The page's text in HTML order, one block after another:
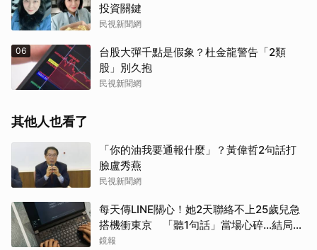
投資關鍵
民視新聞網
06
台股大彈千點是假象？杜金龍警告「2類
股」別久抱
民視新聞網
其他人也看了
「你的油我要通報什麼」？黃偉哲2句話打
臉盧秀燕
民視新聞網
每天傳LINE關心！她2天聯絡不上25歲兒急
搭機衝東京 「聽1句話」當場心碎...結局看
哭網
鏡報